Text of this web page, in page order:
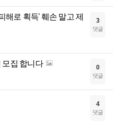
해로 획득' 훼손 말고 제
3
댓글
모집 합니다 0
댓글
4
댓글